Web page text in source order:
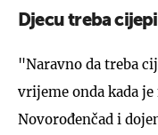
Djecu treba
"Naravno da treba
vrijeme onda kada
Novorođenčad i